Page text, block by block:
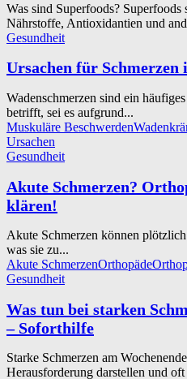
Was sind Superfoods?
Nährstoffe, Antioxidantien und
Gesundheit
Ursachen für
Wadenschmerzen sind ein
betrifft, sei es aufgrund...
Muskuläre Beschwerden
Ursachen
Gesundheit
Akute Schmerzen?
klären!
Akute Schmerzen können
was sie zu...
Akute SchmerzenOrthopäde
Gesundheit
Was tun bei starken
– Soforthilfe
Starke Schmerzen am
Herausforderung darstellen und oft